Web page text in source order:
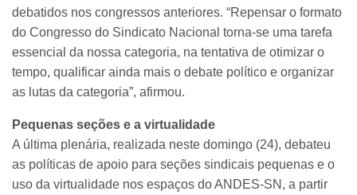
debatidos nos congressos anteriores. “Repensar o formato
do Congresso do Sindicato Nacional torna-se uma tarefa
essencial da nossa categoria, na tentativa de otimizar o
tempo, qualificar ainda mais o debate político e organizar
as lutas da categoria”, afirmou.
Pequenas seções e a virtualidade
A última plenária, realizada neste domingo (24), debateu
as políticas de apoio para seções sindicais pequenas e o
uso da virtualidade nos espaços do ANDES-SN, a partir